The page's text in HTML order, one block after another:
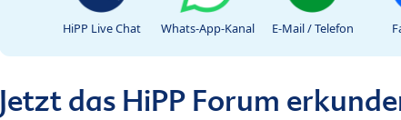
HiPP Live Chat Whats-App-Kanal E-Mail / Telefon
Jetzt das HiPP Forum